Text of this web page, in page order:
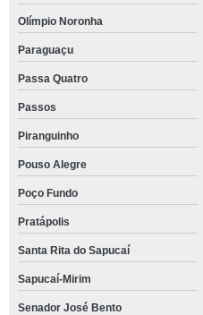
Olímpio Noronha
Paraguaçu
Passa Quatro
Passos
Piranguinho
Pouso Alegre
Poço Fundo
Pratápolis
Santa Rita do Sapucaí
Sapucaí-Mirim
Senador José Bento